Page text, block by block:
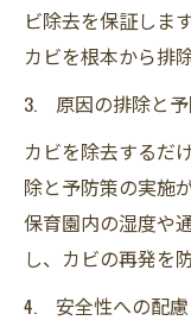
ビ除去を保証しま
カビを根本から排
3. 原因の排除と
カビを除去するだ
除と予防策の実施
保育園内の湿度や
し、カビの再発を
4. 安全性への配慮